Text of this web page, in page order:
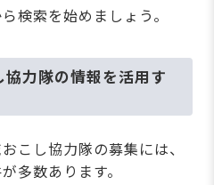
検索を始めましょう。
力隊の情報を活用す
こし協力隊の募集には、
多数あります。